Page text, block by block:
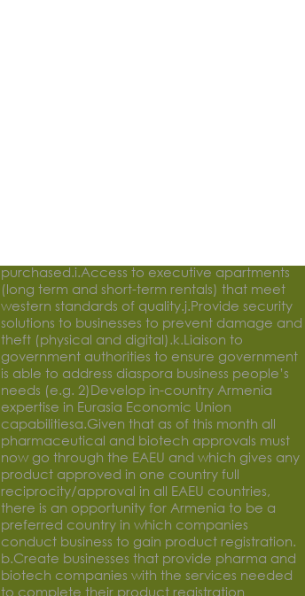
purchased.i.Access to executive apartments
(long term and short-term rentals) that meet
western standards of quality.j.Provide security
solutions to businesses to prevent damage and
theft (physical and digital).k.Liaison to
government authorities to ensure government
is able to address diaspora business people’s
needs (e.g. 2)Develop in-country Armenia
expertise in Eurasia Economic Union
capabilitiesa.Given that as of this month all
pharmaceutical and biotech approvals must
now go through the EAEU and which gives any
product approved in one country full
reciprocity/approval in all EAEU countries,
there is an opportunity for Armenia to be a
preferred country in which companies
conduct business to gain product registration.
b.Create businesses that provide pharma and
biotech companies with the services needed
to complete their product registration